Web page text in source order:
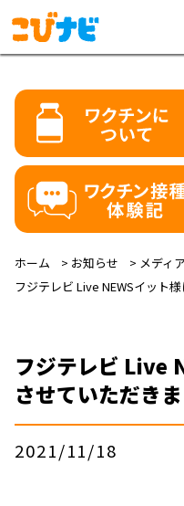
ホーム お知らせ
メディ
フジテレビ Live NEWSイット
フジテレビ Live
させていただきま
2021/11/18